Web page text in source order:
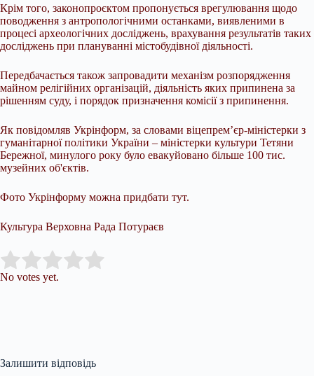
Крім того, законопроєктом пропонується врегулювання щодо
поводження з антропологічними останками, виявленими в
процесі археологічних досліджень, врахування результатів таких
досліджень при плануванні містобудівної діяльності.
Передбачається також запровадити механізм розпорядження
майном релігійних організацій, діяльність яких припинена за
рішенням суду, і порядок призначення комісії з припинення.
Як повідомляв Укрінформ, за словами віцепрем’єр-міністерки з
гуманітарної політики України – міністерки культури Тетяни
Бережної, минулого року було евакуйовано більше 100 тис.
музейних об'єктів.
Фото Укрінформу можна придбати тут.
Культура Верховна Рада Потураєв
Rate this item:
No votes yet.
Залишити відповідь